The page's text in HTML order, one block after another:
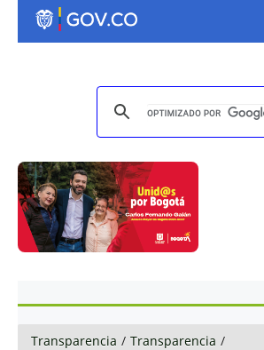
Transparencia / Transparencia /